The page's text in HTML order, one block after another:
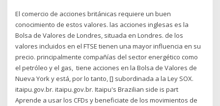
El comercio de acciones británicas requiere un buen
conocimiento de estos valores. las acciones inglesas es la
Bolsa de Valores de Londres, situada en Londres. de los
valores incluidos en el FTSE tienen una mayor influencia en su
precio. principalmente compañías del sector energético como
el petróleo y el gas, tiene acciones en la Bolsa de Valores de
Nueva York y está, por lo tanto, [] subordinada a la Ley SOX.
itaipu.gov.br. itaipu.gov.br. Itaipu's Brazilian side is part
Aprende a usar los CFDs y beneficiate de los movimientos de